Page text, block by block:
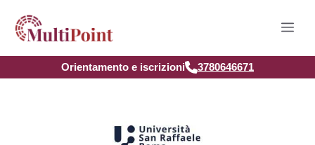
contenuto
Orientamento e iscrizioni 3780646671